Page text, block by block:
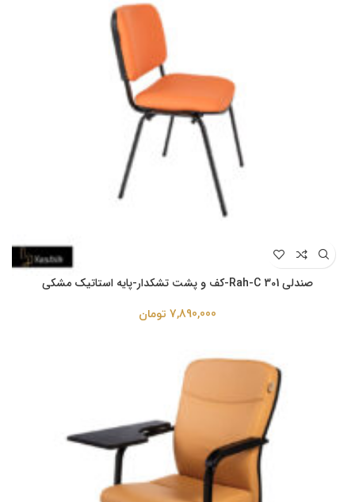
صندلی Rah-C 301-کف و پشت تشکدار-پایه استاتیک مشکی
7,890,000 تومان